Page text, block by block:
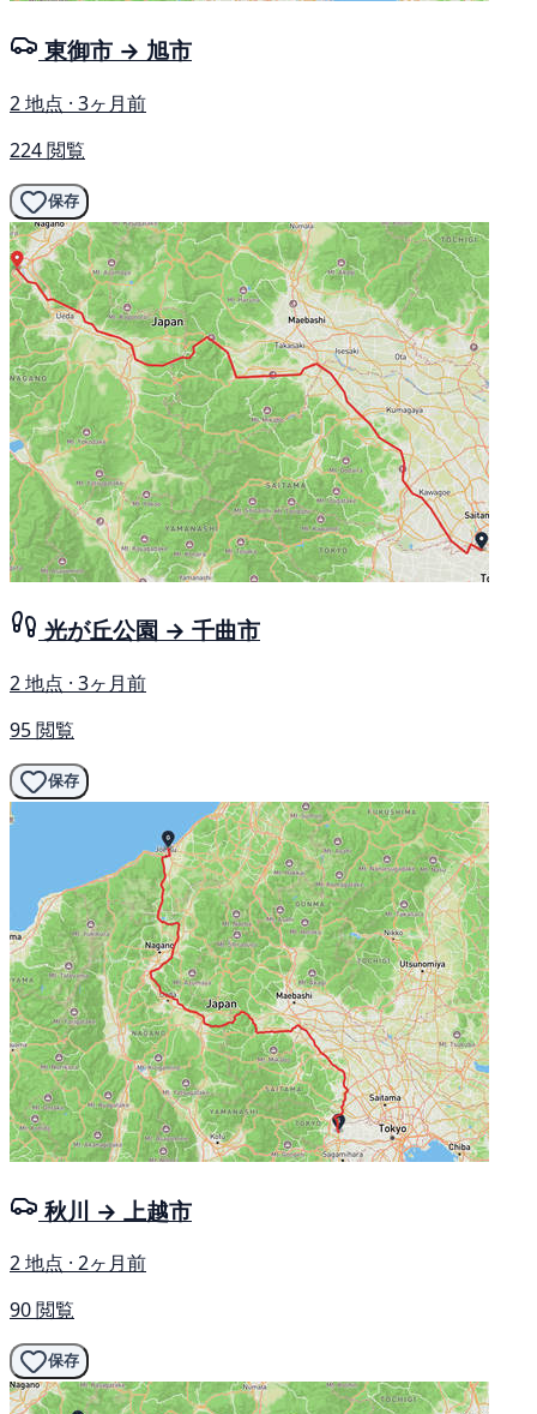
東御市 → 旭市
2 地点 · 3ヶ月前
224 閲覧
保存
光が丘公園 → 千曲市
2 地点 · 3ヶ月前
95 閲覧
保存
秋川 → 上越市
2 地点 · 2ヶ月前
90 閲覧
保存